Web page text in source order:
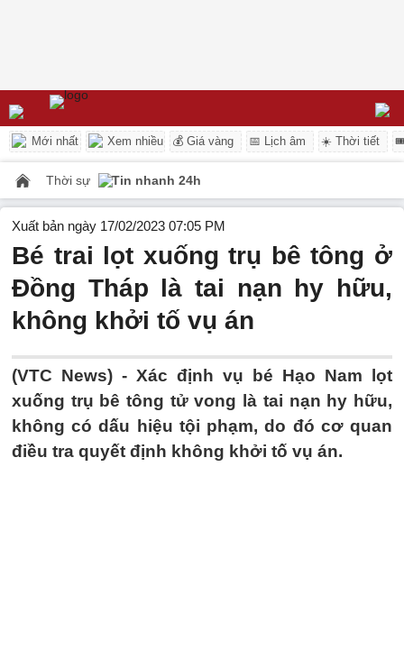
Mới nhất Xem nhiều 💰 Giá vàng 📅 Lịch âm ☀️ Thời tiết
Thời sự Tin nhanh 24h
Xuất bản ngày 17/02/2023 07:05 PM
Bé trai lọt xuống trụ bê tông ở
Đồng Tháp là tai nạn hy hữu,
không khởi tố vụ án
(VTC News) - Xác định vụ bé Hạo Nam lọt
xuống trụ bê tông tử vong là tai nạn hy hữu,
không có dấu hiệu tội phạm, do đó cơ quan
điều tra quyết định không khởi tố vụ án.